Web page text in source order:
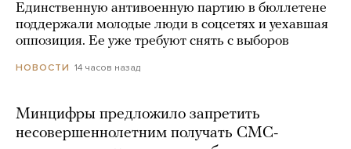
Единственную антивоенную партию в бюллетене
поддержали молодые люди в соцсетях и уехавшая
оппозиция. Ее уже требуют снять с выборов
НОВОСТИ 14 часов назад
Минцифры предложило запретить
несовершеннолетним получать СМС-